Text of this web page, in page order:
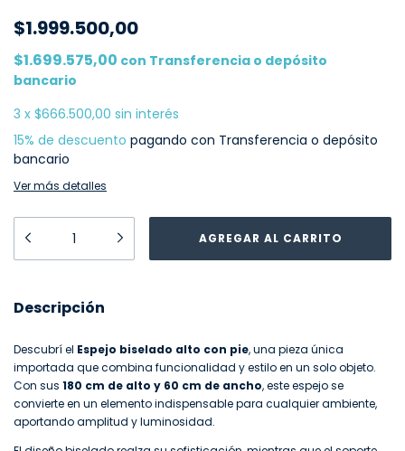
$1.999.500,00
$1.699.575,00 con Transferencia o depósito
bancario
3 x $666.500,00 sin interés
15% de descuento pagando con Transferencia o depósito
bancario
Ver más detalles
Descripción
Descubrí el Espejo biselado alto con pie, una pieza única
importada que combina funcionalidad y estilo en un solo objeto.
Con sus 180 cm de alto y 60 cm de ancho, este espejo se
convierte en un elemento indispensable para cualquier ambiente,
aportando amplitud y luminosidad.